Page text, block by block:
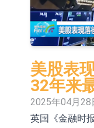
【
【
拉
【
车
务
【
能
美股表
32年来
2025年04月28
英国《金融时